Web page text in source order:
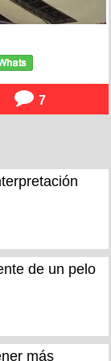
7
de un pelo
más